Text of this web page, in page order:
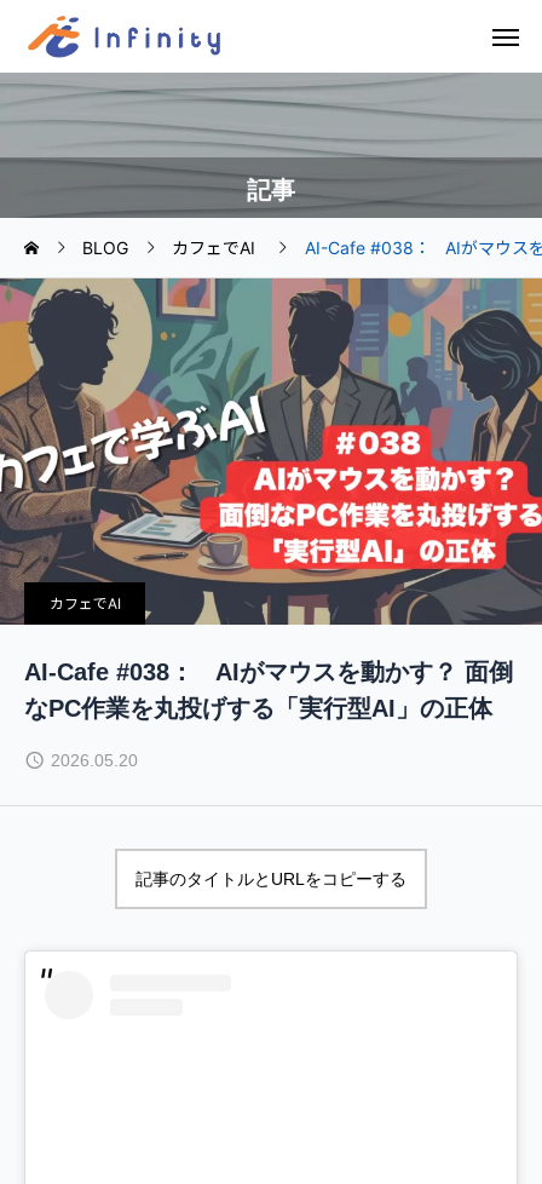
記事
BLOG カフェでAI AI-Cafe #038： AIがマウスを
カフェでAI
AI-Cafe #038： AIがマウスを動かす？ 面倒
なPC作業を丸投げする「実行型AI」の正体
2026.05.20
記事のタイトルとURLをコピーする